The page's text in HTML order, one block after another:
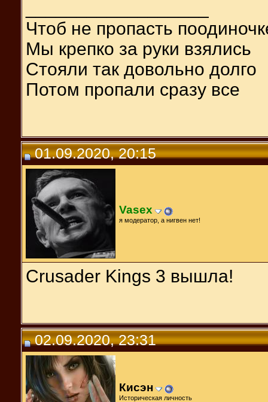
Чтоб не пропасть
Мы крепко за руки взялись
Стояли так довольно долго
Потом пропали сразу все
01.09.2020, 20:15
Vasex
я модератор, а нигвен нет!
Crusader Kings 3 вышла!
02.09.2020, 23:31
Кисэн
Историческая личность